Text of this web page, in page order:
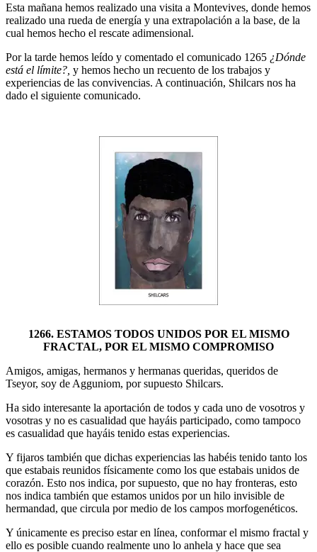
Esta mañana hemos realizado una visita a Montevives, donde hemos
realizado una rueda de energía y una extrapolación a la base, de la
cual hemos hecho el rescate adimensional.
Por la tarde hemos leído y comentado el comunicado 1265 ¿Dónde
está el límite?, y hemos hecho un recuento de los trabajos y
experiencias de las convivencias. A continuación, Shilcars nos ha
dado el siguiente comunicado.
1266. ESTAMOS TODOS UNIDOS POR EL MISMO
FRACTAL, POR EL MISMO COMPROMISO
Amigos, amigas, hermanos y hermanas queridas, queridos de
Tseyor, soy de Agguniom, por supuesto Shilcars.
Ha sido interesante la aportación de todos y cada uno de vosotros y
vosotras y no es casualidad que hayáis participado, como tampoco
es casualidad que hayáis tenido estas experiencias.
Y fijaros también que dichas experiencias las habéis tenido tanto los
que estabais reunidos físicamente como los que estabais unidos de
corazón. Esto nos indica, por supuesto, que no hay fronteras, esto
nos indica también que estamos unidos por un hilo invisible de
hermandad, que circula por medio de los campos morfogenéticos.
Y únicamente es preciso estar en línea, conformar el mismo fractal y
ello es posible cuando realmente uno lo anhela y hace que sea